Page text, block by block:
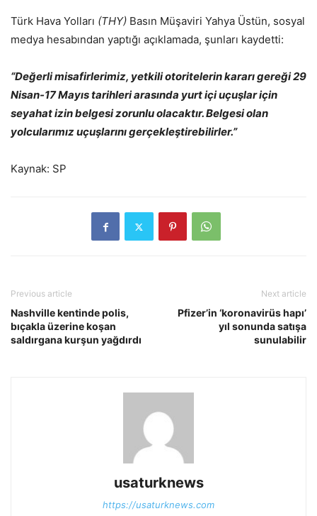
Türk Hava Yolları (THY) Basın Müşaviri Yahya Üstün, sosyal
medya hesabından yaptığı açıklamada, şunları kaydetti:
“Değerli misafirlerimiz, yetkili otoritelerin kararı gereği 29
Nisan-17 Mayıs tarihleri arasında yurt içi uçuşlar için
seyahat izin belgesi zorunlu olacaktır. Belgesi olan
yolcularımız uçuşlarını gerçekleştirebilirler.”
Kaynak: SP
Previous article
Nashville kentinde polis,
bıçakla üzerine koşan
saldırgana kurşun yağdırdı
Next article
Pfizer’in ‘koronavirüs hapı’
yıl sonunda satışa
sunulabilir
usaturknews
https://usaturknews.com